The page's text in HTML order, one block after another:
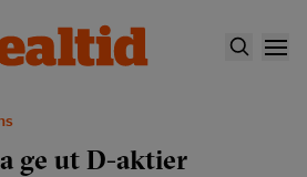
ge ut D-aktier